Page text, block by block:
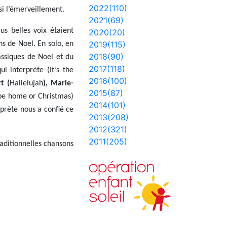
l’émerveillement.
belles voix étaient
de Noel. En solo, en
de Noel et du
interprète (It’s the
(Hallelujah), Marie-
home or Christmas)
nous a confié ce
chansons
2022(110)
2021(69)
2020(20)
2019(115)
2018(90)
2017(118)
2016(100)
2015(87)
2014(101)
2013(208)
2012(321)
2011(205)